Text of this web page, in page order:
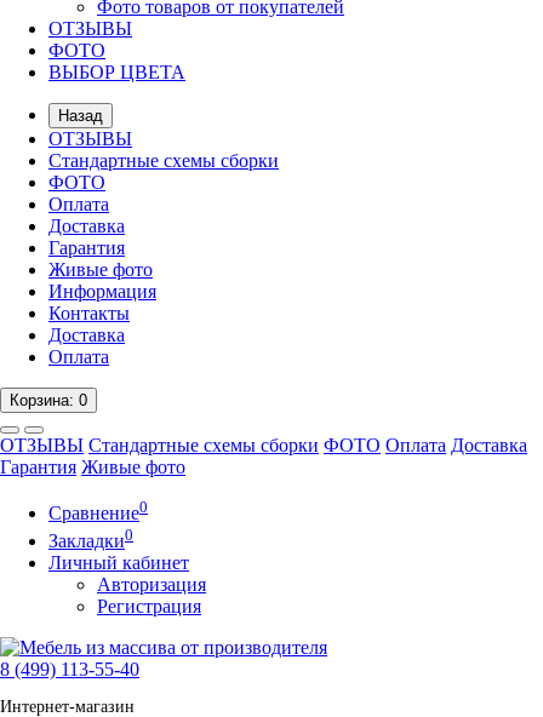
Фото товаров от покупателей
ОТЗЫВЫ
ФОТО
ВЫБОР ЦВЕТА
Назад
ОТЗЫВЫ
Стандартные схемы сборки
ФОТО
Оплата
Доставка
Гарантия
Живые фото
Информация
Контакты
Доставка
Оплата
Корзина: 0
ОТЗЫВЫ Стандартные схемы сборки ФОТО Оплата Доставка
Гарантия Живые фото
Сравнение0
Закладки0
Личный кабинет
Авторизация
Регистрация
8 (499) 113-55-40
Интернет-магазин